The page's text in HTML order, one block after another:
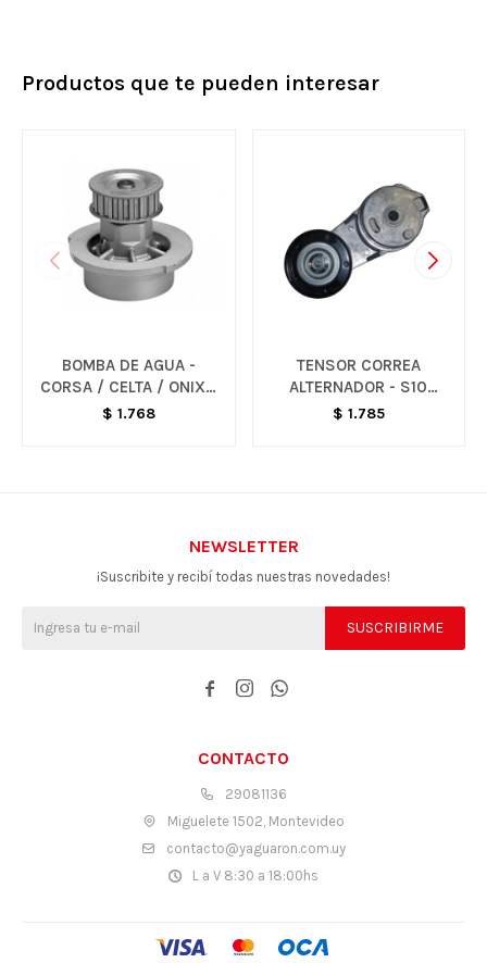
Productos que te pueden interesar
BOMBA DE AGUA -
CORSA / CELTA / ONIX /
PRISMA
$ 1.768
TENSOR CORREA
ALTERNADOR - S10
MWM
$ 1.785
CONTACTO
29081136
Miguelete 1502, Montevideo
contacto@yaguaron.com.uy
L a V 8:30 a 18:00hs
NEWSLETTER
¡Suscribite y recibí todas nuestras novedades!
SUSCRIBIRME
  